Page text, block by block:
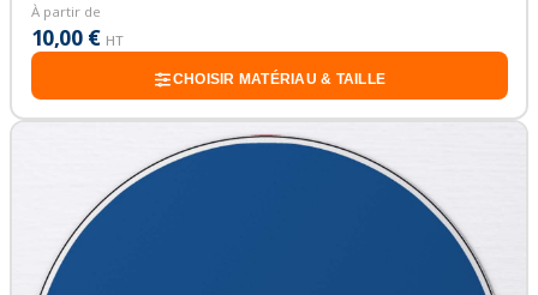
À partir de
10,00 € HT
CHOISIR MATÉRIAU & TAILLE